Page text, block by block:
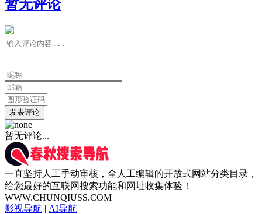
暂无评论
发表评论
暂无评论...
一直坚持人工手动审核，全人工编辑的开放式网站分类目录，
给您最好的互联网搜索功能和网址收集体验！
WWW.CHUNQIUSS.COM
影视导航 | AI导航